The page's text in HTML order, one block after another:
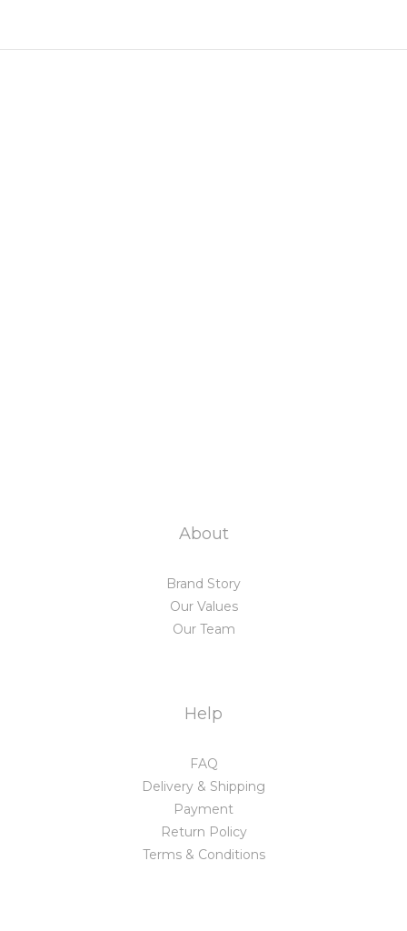
About
Brand Story
Our Values
Our Team
Help
FAQ
Delivery & Shipping
Payment
Return Policy
Terms & Conditions